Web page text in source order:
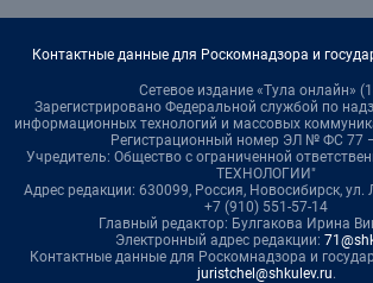
Контактные данные для Роскомнадзора и
Сетевое издание «Тула онлайн»
Зарегистрировано Федеральной службой по
информационных технологий и массовых
Регистрационный номер ЭЛ № ФС 77
Учредитель: Общество с ограниченной
ТЕХНОЛОГИИ"
Адрес редакции: 630099, Россия, Новосибирск, ул.
+7 (910) 551-57-14
Главный редактор: Булгакова Ирина
Электронный адрес редакции:
Контактные данные для Роскомнадзора и
juristchel@shkulev.ru.